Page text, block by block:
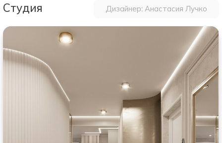
Студия Дизайнер: Анастасия Лучко